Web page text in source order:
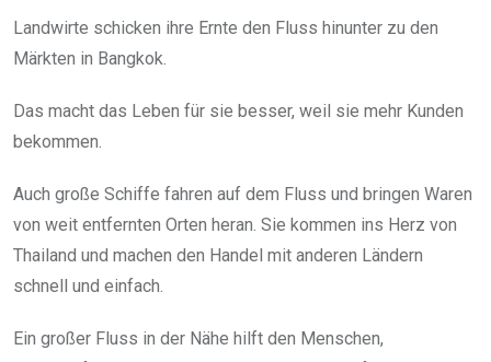
Landwirte schicken ihre Ernte den Fluss hinunter zu den
Märkten in Bangkok.
Das macht das Leben für sie besser, weil sie mehr Kunden
bekommen.
Auch große Schiffe fahren auf dem Fluss und bringen Waren
von weit entfernten Orten heran. Sie kommen ins Herz von
Thailand und machen den Handel mit anderen Ländern
schnell und einfach.
Ein großer Fluss in der Nähe hilft den Menschen,